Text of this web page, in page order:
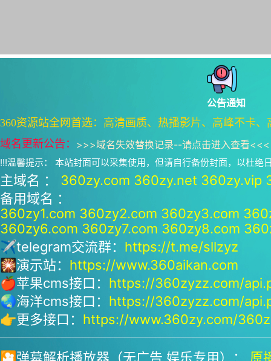
公告通知
360资源站全网首选：高清画质、热播影片、高峰不卡
域名更新公告： >>>域名失效替换记录--请点击进入查看<<<
!!!温馨提示： 本站封面可以采集使用，但请自行备份封面，以杜绝
主域名 ： 360zy.com 360zy.net 360zy.vip
备用域名 ：
360zy1.com 360zy2.com 360zy3.com
360zy6.com 360zy7.com 360zy8.com
✈telegram交流群： https://t.me/sllzyz
🎇演示站： https://www.360aikan.com
🍎苹果cms接口： https://360zyzz.com/
🌏海洋cms接口： https://360zyzz.com/
👉更多接口： https://www.360zy.com/
🎦弹幕解析播放器（无广告 娱乐专用）： 原